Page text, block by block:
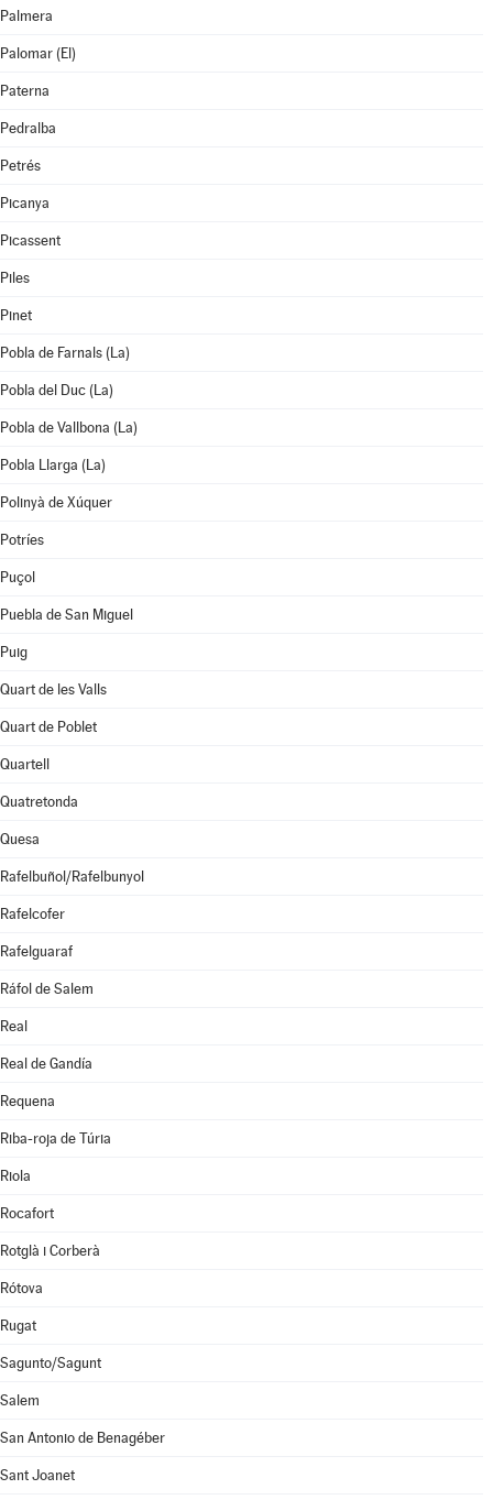
Palmera
Palomar (El)
Paterna
Pedralba
Petrés
Picanya
Picassent
Piles
Pinet
Pobla de Farnals (La)
Pobla del Duc (La)
Pobla de Vallbona (La)
Pobla Llarga (La)
Polinyà de Xúquer
Potríes
Puçol
Puebla de San Miguel
Puig
Quart de les Valls
Quart de Poblet
Quartell
Quatretonda
Quesa
Rafelbuñol/Rafelbunyol
Rafelcofer
Rafelguaraf
Ráfol de Salem
Real
Real de Gandía
Requena
Riba-roja de Túria
Riola
Rocafort
Rotglà i Corberà
Rótova
Rugat
Sagunto/Sagunt
Salem
San Antonio de Benagéber
Sant Joanet